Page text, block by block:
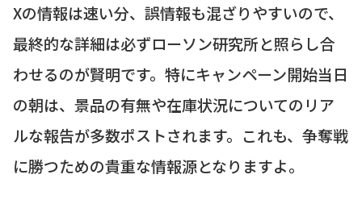
Xの情報は速い分、誤情報も混ざりやすいので、
最終的な詳細は必ずローソン研究所と照らし合
わせるのが賢明です。特にキャンペーン開始当日
の朝は、景品の有無や在庫状況についてのリア
ルな報告が多数ポストされます。これも、争奪戦
に勝つための貴重な情報源となりますよ。